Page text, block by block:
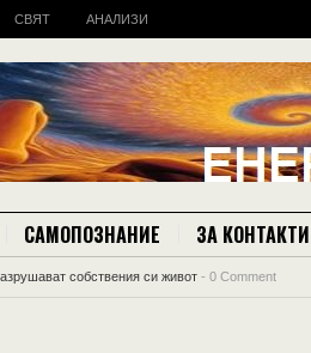
СВЯТ АНАЛИЗИ
САМОПОЗНАНИЕ ЗА КОНТАКТИ
собствения си живот - 0 Comment